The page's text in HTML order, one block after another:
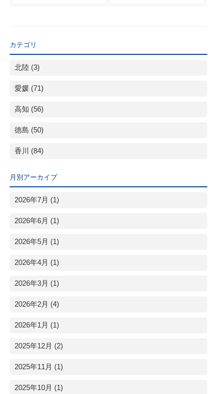
カテゴリ
北陸 (3)
愛媛 (71)
高知 (56)
徳島 (50)
香川 (84)
月別アーカイブ
2026年7月 (1)
2026年6月 (1)
2026年5月 (1)
2026年4月 (1)
2026年3月 (1)
2026年2月 (4)
2026年1月 (1)
2025年12月 (2)
2025年11月 (1)
2025年10月 (1)